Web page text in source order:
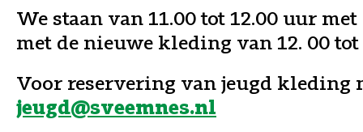
We staan van 11.00 tot 12.00 uur
met de nieuwe kleding van 12. 00 tot
Voor reservering van jeugd kleding
jeugd@sveemnes.nl